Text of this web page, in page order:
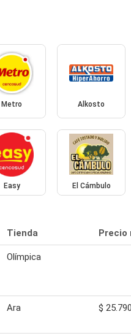
Metro Alkosto
Easy El Cámbulo
Tienda Precio
Olímpica
Ara $